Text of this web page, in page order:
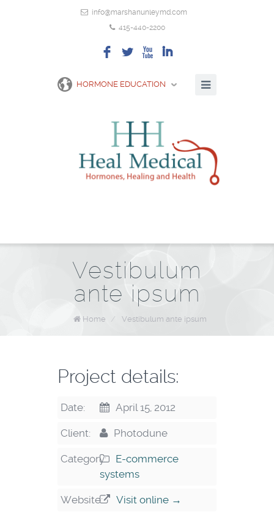
info@marshanunleymd.com
415-440-2200
F L X I
HORMONE EDUCATION
Vestibulum
ante ipsum
Home / Vestibulum ante ipsum
Project details:
Date: April 15, 2012
Client: Photodune
Category:
E-commerce
systems
Website: Visit online →